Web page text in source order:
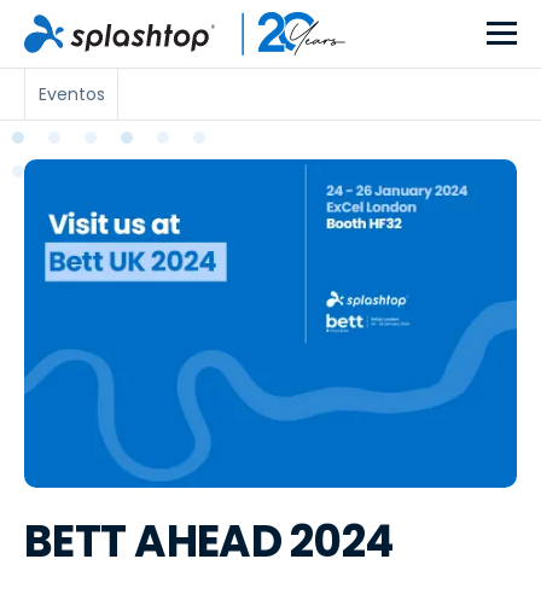
Eventos
BETT AHEAD 2024